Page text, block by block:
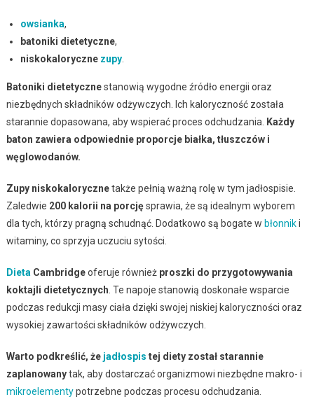
owsianka,
batoniki dietetyczne,
niskokaloryczne zupy.
Batoniki dietetycznestanowią wygodne źródło energii oraz
niezbędnych składników odżywczych. Ich kaloryczność została
starannie dopasowana, aby wspierać proces odchudzania.
Każdy
baton zawiera odpowiednie proporcje białka, tłuszczów i
węglowodanów.
Zupy niskokalorycznetakże pełnią ważną rolę w tym jadłospisie.
Zaledwie 200 kalorii na porcjęsprawia, że są idealnym wyborem
dla tych, którzy pragną schudnąć. Dodatkowo są bogate w błonniki
witaminy, co sprzyja uczuciu sytości.
Dieta Cambridgeoferuje również proszki do przygotowywania
koktajli dietetycznych . Te napoje stanowią doskonałe wsparcie
podczas redukcji masy ciała dzięki swojej niskiej kaloryczności oraz
wysokiej zawartości składników odżywczych.
Warto podkreślić, że jadłospis tej diety został starannie
zaplanowanytak, aby dostarczać organizmowi niezbędne makro- i
mikroelementypotrzebne podczas procesu odchudzania.